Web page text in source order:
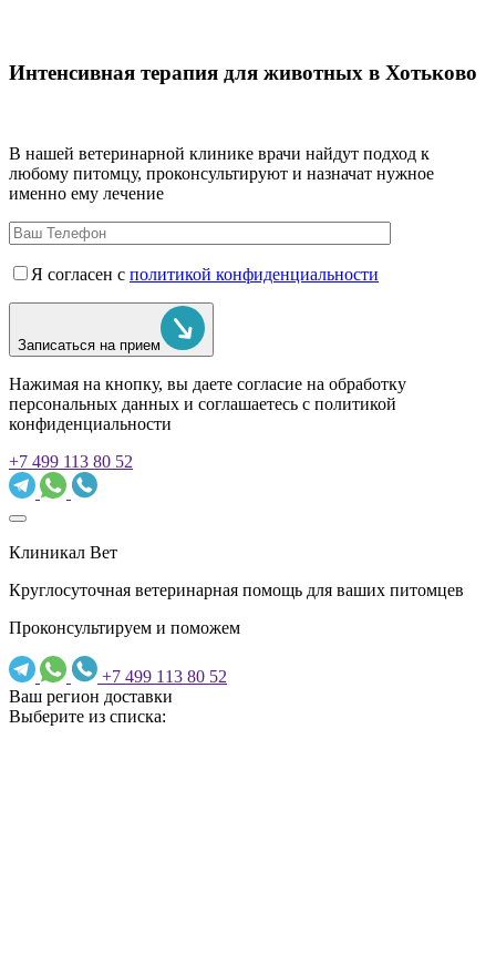
Интенсивная терапия для животных в Хотьково
В нашей ветеринарной клинике врачи найдут подход к
любому питомцу, проконсультируют и назначат нужное
именно ему лечение
Я согласен с политикой конфиденциальности
Записаться на прием
Нажимая на кнопку, вы даете согласие на обработку
персональных данных и соглашаетесь c политикой
конфиденциальности
+7 499 113 80 52
Клиникал Вет
Круглосуточная ветеринарная помощь для ваших питомцев
Проконсультируем и поможем
+7 499 113 80 52
Ваш регион доставки
Выберите из списка: